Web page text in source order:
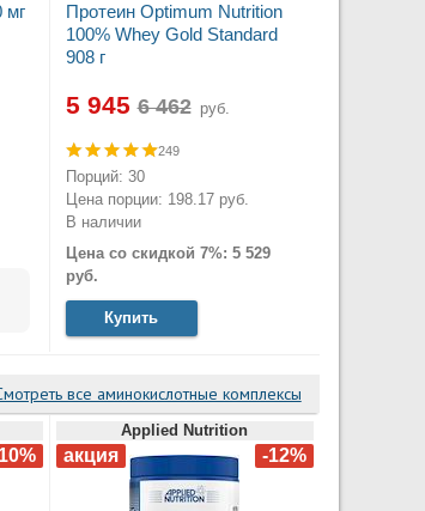
мг
Протеин Optimum Nutrition
100% Whey Gold Standard
908 г
5 945 руб.
249
Порций: 30
Цена порции: 198.17 руб.
В наличии
Цена со скидкой 7%: 5 529
руб.
Купить
все аминокислотные комплексы
Applied Nutrition